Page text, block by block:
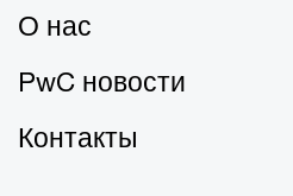
О нас
PwC новости
Контакты